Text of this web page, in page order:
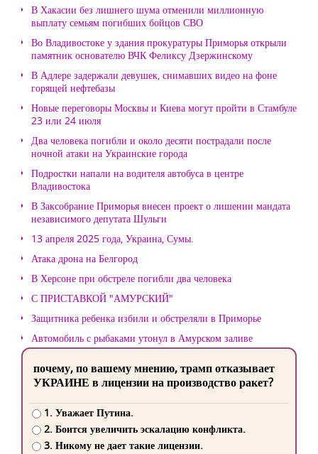
В Хакасии без лишнего шума отменили миллионную
выплату семьям погибших бойцов СВО
Во Владивостоке у здания прокуратуры Приморья открыли
памятник основателю ВЧК Феликсу Дзержинскому
В Адлере задержали девушек, снимавших видео на фоне
горящей нефтебазы
Новые переговоры Москвы и Киева могут пройти в Стамбуле
23 или 24 июля
Два человека погибли и около десяти пострадали после
ночной атаки на Украинские города
Подростки напали на водителя автобуса в центре
Владивостока
В Заксобрание Приморья внесен проект о лишении мандата
независимого депутата Шульги
13 апреля 2025 года, Украина, Сумы.
Атака дрона на Белгород
В Херсоне при обстреле погибли два человека
С ПРИСТАВКОЙ "АМУРСКИЙ"
Защитника ребенка избили и обстреляли в Приморье
Автомобиль с рыбаками утонул в Амурском заливе
почему, по вашему мнению, трамп отказывает
УКРАИНЕ в лицензии на производство ракет?
1. Уважает Путина.
2. Боится увеличить эскалацию конфликта.
3. Никому не дает такие лицензии.